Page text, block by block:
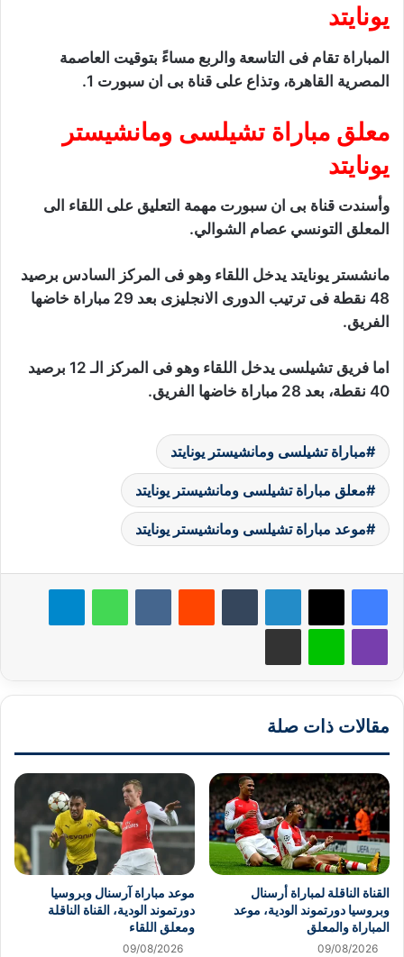
يونايتد
المباراة تقام فى التاسعة والربع مساءً بتوقيت العاصمة
المصرية القاهرة، وتذاع على قناة بى ان سبورت 1.
معلق مباراة تشيلسى ومانشيستر
يونايتد
وأسندت قناة بى ان سبورت مهمة التعليق على اللقاء الى
المعلق التونسي عصام الشوالي.
مانشستر يونايتد يدخل اللقاء وهو فى المركز السادس برصيد
48 نقطة فى ترتيب الدورى الانجليزى بعد 29 مباراة خاضها
الفريق.
اما فريق تشيلسى يدخل اللقاء وهو فى المركز الـ 12 برصيد
40 نقطة، بعد 28 مباراة خاضها الفريق.
مباراة تشيلسى ومانشيستر يونايتد
معلق مباراة تشيلسى ومانشيستر يونايتد
موعد مباراة تشيلسى ومانشيستر يونايتد
لينكدإن واتساب
لاين
مقالات ذات صلة
القناة الناقلة لمباراة أرسنال
وبروسيا دورتموند الودية، موعد
المباراة والمعلق
09/08/2026
موعد مباراة آرسنال وبروسيا
دورتموند الودية، القناة الناقلة
ومعلق اللقاء
09/08/2026